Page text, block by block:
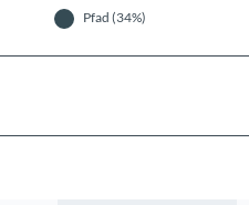
Pfad (34%)